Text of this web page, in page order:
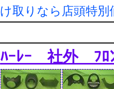
け取りなら店頭特別
ﾊｰﾚｰ 社外 ﾌﾛ